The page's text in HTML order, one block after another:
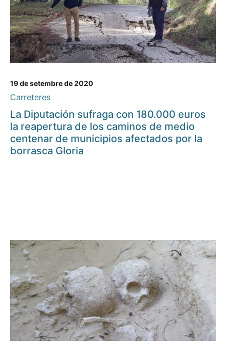
19 de setembre de 2020
Carreteres
La Diputación sufraga con 180.000 euros
la reapertura de los caminos de medio
centenar de municipios afectados por la
borrasca Gloria